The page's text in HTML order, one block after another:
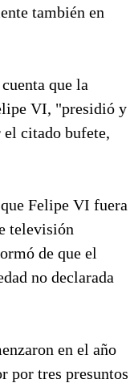
también en
que la
VI, "presidió y
el citado bufete,
Felipe VI fuera
televisión
de que el
no declarada
en el año
por tres presuntos